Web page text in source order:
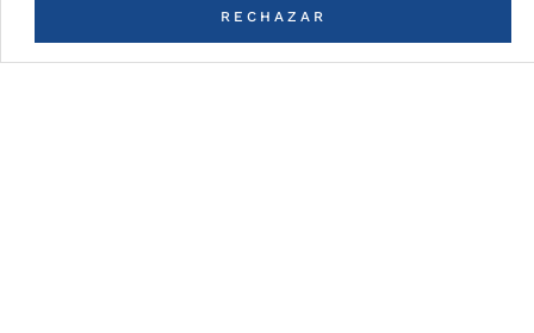
RECHAZAR
QMVH ARCHITECTUUR